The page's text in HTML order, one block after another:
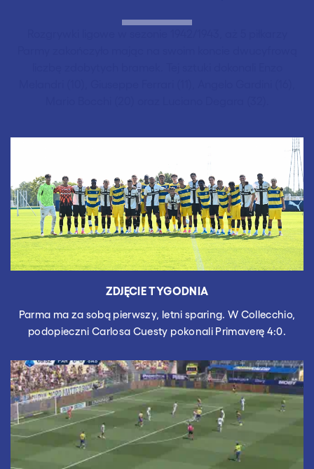
ZDJĘCIE TYGODNIA
Parma ma za sobą pierwszy, letni sparing. W Collecchio,
podopieczni Carlosa Cuesty pokonali Primaverę 4:0.